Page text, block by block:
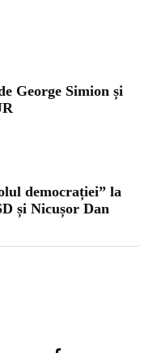
George Simion și
democrației” la
și Nicușor Dan